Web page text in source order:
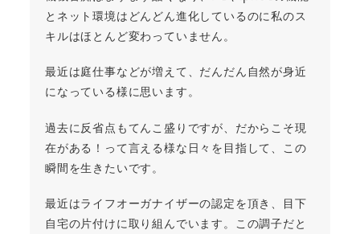
とネット環境はどんどん進化しているのに私のス
キルはほとんど変わっていません。
最近は庭仕事などが増えて、だんだん自然が身近
になっている様に思います。
過去に反省点もてんこ盛りですが、だからこそ現
在がある！って言える様な日々を目指して、この
瞬間を生きたいです。
最近はライフオーガナイザーの認定を頂き、目下
自宅の片付けに取り組んでいます。この調子だと